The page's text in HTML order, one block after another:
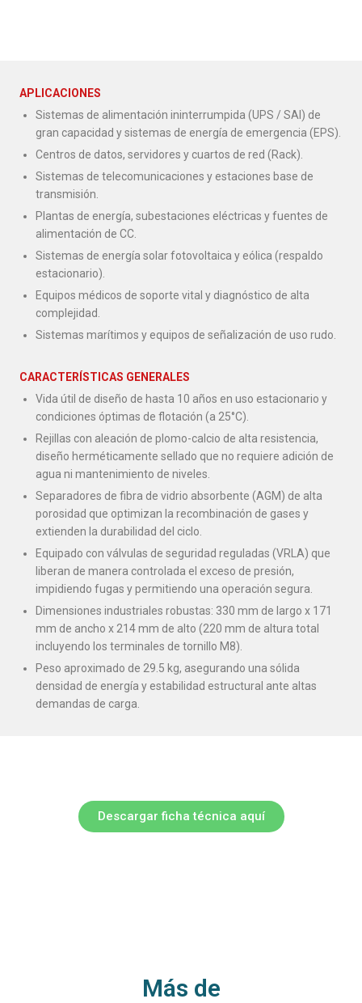
APLICACIONES
Sistemas de alimentación ininterrumpida (UPS / SAI) de
gran capacidad y sistemas de energía de emergencia (EPS).
Centros de datos, servidores y cuartos de red (Rack).
Sistemas de telecomunicaciones y estaciones base de
transmisión.
Plantas de energía, subestaciones eléctricas y fuentes de
alimentación de CC.
Sistemas de energía solar fotovoltaica y eólica (respaldo
estacionario).
Equipos médicos de soporte vital y diagnóstico de alta
complejidad.
Sistemas marítimos y equipos de señalización de uso rudo.
CARACTERÍSTICAS GENERALES
Vida útil de diseño de hasta 10 años en uso estacionario y
condiciones óptimas de flotación (a 25°C).
Rejillas con aleación de plomo-calcio de alta resistencia,
diseño herméticamente sellado que no requiere adición de
agua ni mantenimiento de niveles.
Separadores de fibra de vidrio absorbente (AGM) de alta
porosidad que optimizan la recombinación de gases y
extienden la durabilidad del ciclo.
Equipado con válvulas de seguridad reguladas (VRLA) que
liberan de manera controlada el exceso de presión,
impidiendo fugas y permitiendo una operación segura.
Dimensiones industriales robustas: 330 mm de largo x 171
mm de ancho x 214 mm de alto (220 mm de altura total
incluyendo los terminales de tornillo M8).
Peso aproximado de 29.5 kg, asegurando una sólida
densidad de energía y estabilidad estructural ante altas
demandas de carga.
Descargar ficha técnica aquí
Más de